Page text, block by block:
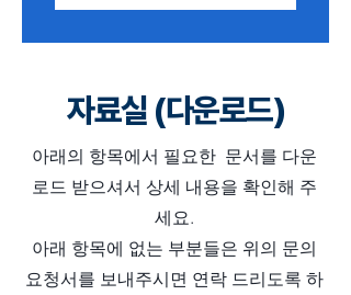
​자료실 (다운로드)
아래의 항목에서 필요한 문서를 다운
로드 받으셔서 상세 내용을 확인해 주
세요.
​아래 항목에 없는 부분들은 위의 문의
요청서를 보내주시면 연락 드리도록 하